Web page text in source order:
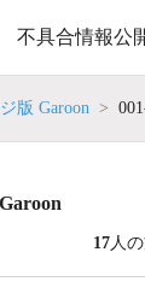
不具合情報公
版 Garoon
17 人